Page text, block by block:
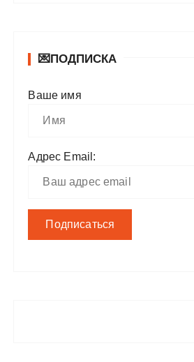
💌ПОДПИСКА
Ваше имя
Адрес Email: